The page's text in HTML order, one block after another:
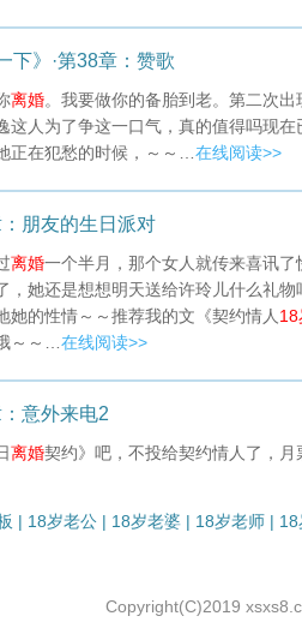
下》·第38章：赞歌
离婚。我要做你的备胎到老。第二次
这人为了争这一口气，真的值得吗现
正在犯愁的时候，～～… 在线阅读>>
朋友的生日派对
离婚一个半月，那个女人就传来喜讯
，她还是想想明天送给许玲儿什么礼
她的性情～～推荐我的文《契约情人 18
～～… 在线阅读>>
意外来电2
离婚契约》吧，不投给契约情人了，月
| 18岁老公 | 18岁老婆 | 18岁老师 | 18
Copyright(C)2019